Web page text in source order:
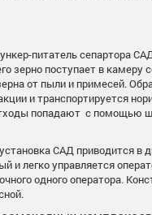
питатель сепартора
зерно поступает в камеру
от пыли и примесей.
и транспортируется
попадают с помощью
САД приводится в
и легко управляется
одного оператора.